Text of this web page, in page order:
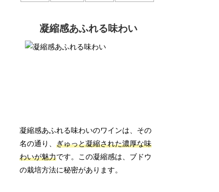
凝縮感あふれる味わい
凝縮感あふれる味わいのワインは、その
名の通り、ぎゅっと凝縮された濃厚な味
わいが魅力です。この凝縮感は、ブドウ
の栽培方法に秘密があります。